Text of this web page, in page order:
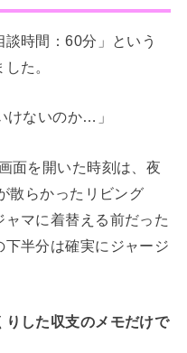
時間：60分」という
た。
けないのか…」
面を開いた時刻は、夜
散らかったリビング
マに着替える前だった
半分は確実にジャージ
した収支のメモだけで